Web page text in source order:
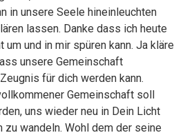
in unsere Seele hineinleuchten
lassen. Danke dass ich heute
und in mir spüren kann. Ja kläre
unsere Gemeinschaft
für dich werden kann.
Gemeinschaft soll
uns wieder neu in Dein Licht
zu wandeln. Wohl dem der seine